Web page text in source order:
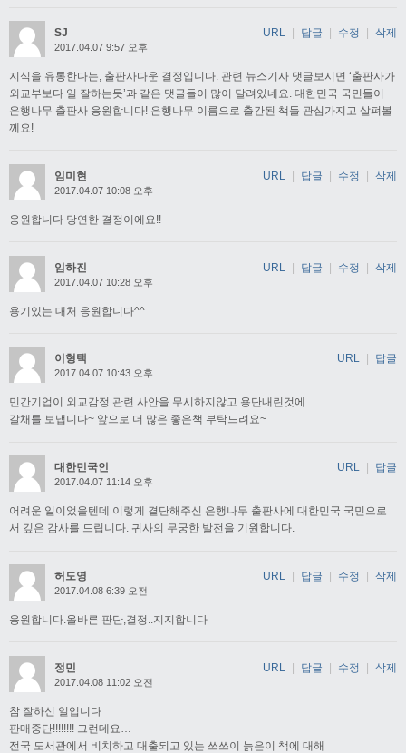
SJ
2017.04.07 9:57 오후
지식을 유통한다는, 출판사다운 결정입니다. 관련 뉴스기사 댓글보시면 ‘출판사가
외교부보다 일 잘하는듯’과 같은 댓글들이 많이 달려있네요. 대한민국 국민들이
은행나무 출판사 응원합니다! 은행나무 이름으로 출간된 책들 관심가지고 살펴볼
께요!
URL 답글 수정 삭제
임미현
2017.04.07 10:08 오후
응원합니다 당연한 결정이에요!!
URL | 답글 | 수정 | 삭제
임하진
2017.04.07 10:28 오후
용기있는 대처 응원합니다^^
URL | 답글 | 수정 | 삭제
이형택
2017.04.07 10:43 오후
민간기업이 외교감정 관련 사안을 무시하지않고 용단내린것에
갈채를 보냅니다~ 앞으로 더 많은 좋은책 부탁드려요~
URL 답글
대한민국인
2017.04.07 11:14 오후
어려운 일이었을텐데 이렇게 결단해주신 은행나무 출판사에 대한민국 국민으로
서 깊은 감사를 드립니다. 귀사의 무궁한 발전을 기원합니다.
URL 답글
허도영
2017.04.08 6:39 오전
응원합니다.올바른 판단,결정..지지합니다
URL 답글 수정 삭제
정민
2017.04.08 11:02 오전
참 잘하신 일입니다
판매중단!!!!!!!! 그런데요…
전국 도서관에서 비치하고 대출되고 있는 쓰쓰이 늙은이 책에 대해
URL | 답글 | 수정 | 삭제